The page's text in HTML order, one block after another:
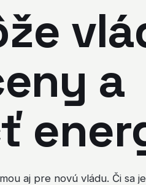
a
aj pre novú vládu. Či sa